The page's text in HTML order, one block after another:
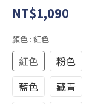
NT$1,090
顏色 : 紅色
紅色 粉色
藍色
藏青